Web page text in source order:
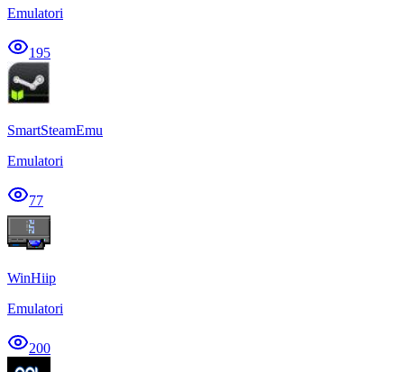
Emulatori
195
SmartSteamEmu
Emulatori
77
WinHiip
Emulatori
200